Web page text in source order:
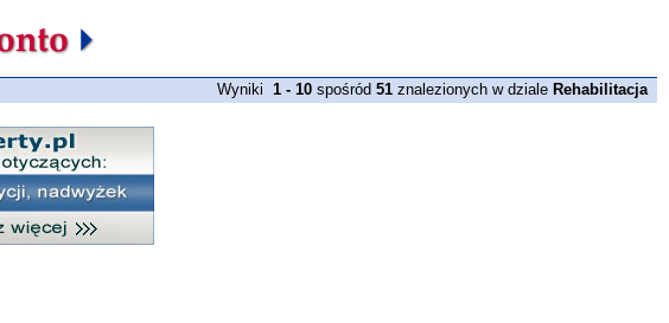
Wyniki 1 - 10 spośród 51 znalezionych w dziale Rehabilitacja